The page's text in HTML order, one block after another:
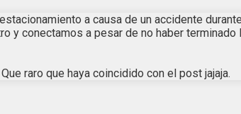
a causa de un accidente
conectamos a pesar de no haber
raro que haya coincidido con el post jajaja.